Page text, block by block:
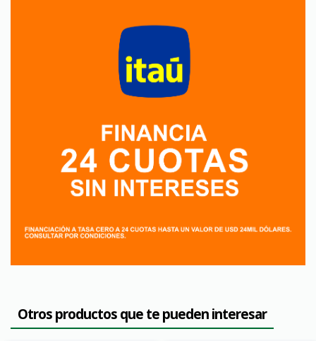
Otros productos que te pueden interesar